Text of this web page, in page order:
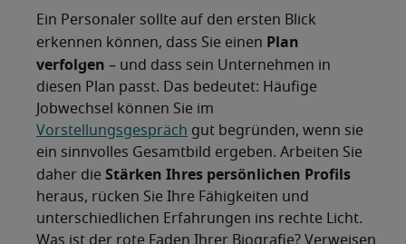
Ein Personaler sollte auf den ersten Blick
erkennen können, dass Sie einen Plan
verfolgen – und dass sein Unternehmen in
diesen Plan passt. Das bedeutet: Häufige
Jobwechsel können Sie im
Vorstellungsgespräch gut begründen, wenn sie
ein sinnvolles Gesamtbild ergeben. Arbeiten Sie
daher die Stärken Ihres persönlichen Profils
heraus, rücken Sie Ihre Fähigkeiten und
unterschiedlichen Erfahrungen ins rechte Licht.
Was ist der rote Faden Ihrer Biografie? Verweisen